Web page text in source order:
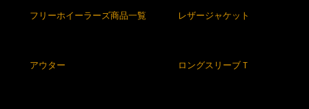
フリーホイーラーズ商品一覧 レザージャケット
アウター ロングスリーブＴ